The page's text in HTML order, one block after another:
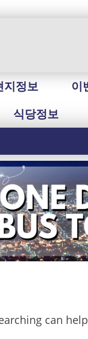
지정보 이
식당정보
can